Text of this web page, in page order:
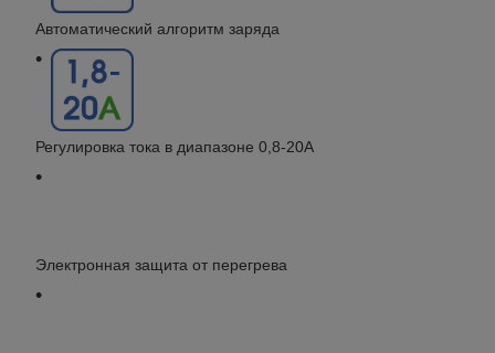
Автоматический алгоритм заряда
Регулировка тока в диапазоне 0,8-20А
Электронная защита от перегрева